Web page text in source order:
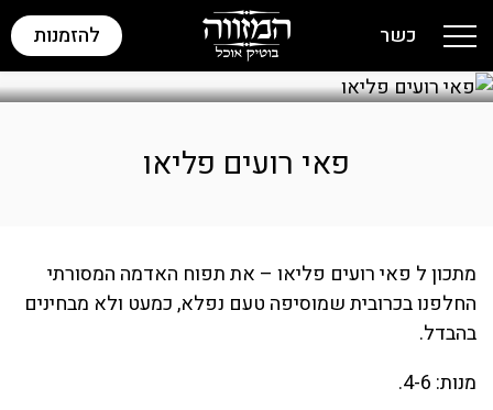
להזמנות
כשר
פאי רועים פליאו
מתכון ל פאי רועים פליאו – את תפוח האדמה המסורתי
החלפנו בכרובית שמוסיפה טעם נפלא, כמעט ולא מבחינים
בהבדל.
מנות: 4-6.